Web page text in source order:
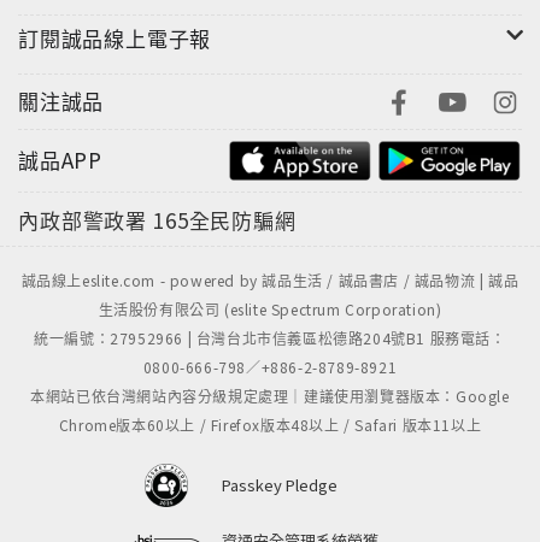
裡最大的對手。「血戰古人」是一場真正的廝殺，畫家
要衝進去，把古人學透、打透，再從中殺出一條自己的
生路。
這段歲月沒有敦煌的傳奇，沒有潑彩的驚豔，沒有畢卡
索的話題。但對今天的創作者來說，它或許比那些高光
時刻更值得一看。因為它告訴我們一件事：所謂天才，
不是憑空掉下來的。是在無數個無人看見的日子裡，把
那些古人的魂魄，終於長成自己的骨血。當你擁有自如
調度筆墨的能力，一位畫家最渴望的「自我面貌」已站
在不遠處等待，這就是早歲奮勇血戰後換來的自由。
訂閱誠品線上電子報
關注誠品
誠品APP
內政部警政署 165全民防騙網
誠品線上eslite.com - powered by 誠品生活 / 誠品書店 / 誠品物流 | 誠品
生活股份有限公司 (eslite Spectrum Corporation)
統一編號：27952966 | 台灣台北市信義區松德路204號B1 服務電話：
0800-666-798／+886-2-8789-8921
本網站已依台灣網站內容分級規定處理｜建議使用瀏覽器版本：Google
Chrome版本60以上 / Firefox版本48以上 / Safari 版本11以上
Passkey Pledge